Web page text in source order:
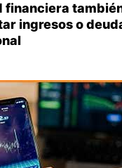
financiera
ingresos o